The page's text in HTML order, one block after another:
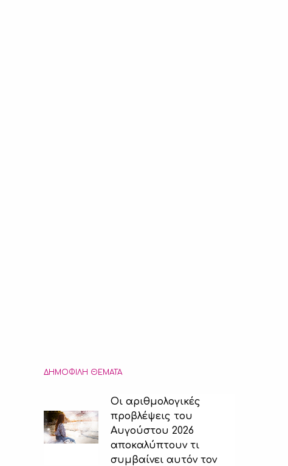
ΔΗΜΟΦΙΛΉ ΘΈΜΑΤΑ
Οι αριθμολογικές
προβλέψεις του
Αυγούστου 2026
αποκαλύπτουν τι
συμβαίνει αυτόν τον